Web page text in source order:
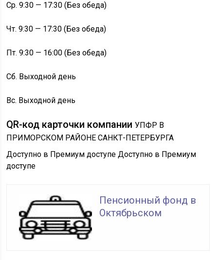
Ср. 9:30 — 17:30 (Без обеда)
Чт. 9:30 — 17:30 (Без обеда)
Пт. 9:30 — 16:00 (Без обеда)
Сб. Выходной день
Вс. Выходной день
QR-код карточки компанииУПФР В
ПРИМОРСКОМ РАЙОНЕ САНКТ-ПЕТЕРБУРГА
Доступно в Премиум доступе Доступно в Премиум
доступе
Пенсионный фонд в
Октябрьском